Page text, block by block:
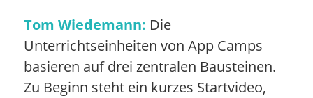
Tom Wiedemann: Die
Unterrichtseinheiten von App Camps
basieren auf drei zentralen Bausteinen.
Zu Beginn steht ein kurzes Startvideo,